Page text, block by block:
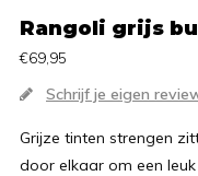
Rangoli grijs
€69,95
Schrijf je eigen
Grijze tinten strengen
door elkaar om een